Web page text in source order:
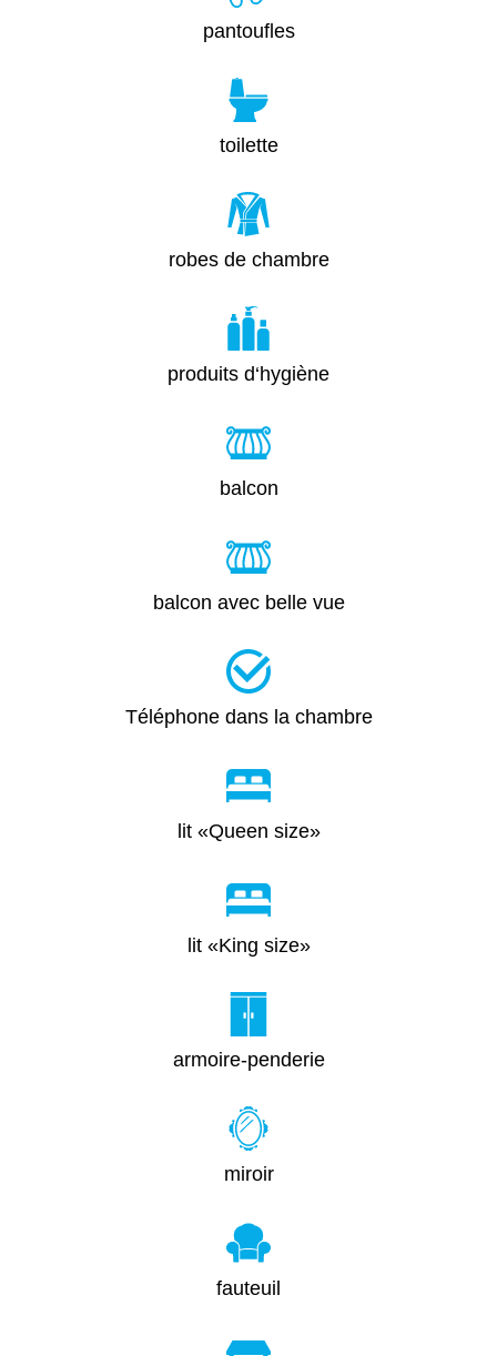
pantoufles
toilette
robes de chambre
produits d‘hygiène
balcon
balcon avec belle vue
Téléphone dans la chambre
lit «Queen size»
lit «King size»
armoire-penderie
miroir
fauteuil